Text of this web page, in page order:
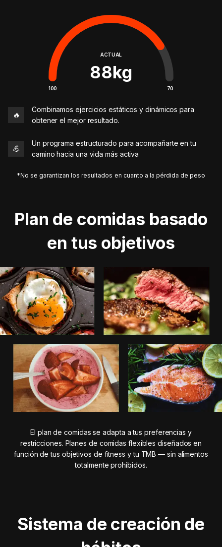
ACTUAL
88kg
100 70
🔥
Combinamos ejercicios estáticos y dinámicos para
obtener el mejor resultado.
💪
Un programa estructurado para acompañarte en tu
camino hacia una vida más activa
*No se garantizan los resultados en cuanto a la pérdida de peso
Plan de comidas basado
en tus objetivos
El plan de comidas se adapta a tus preferencias y
restricciones. Planes de comidas flexibles diseñados en
función de tus objetivos de fitness y tu TMB — sin alimentos
totalmente prohibidos.
Sistema de creación de